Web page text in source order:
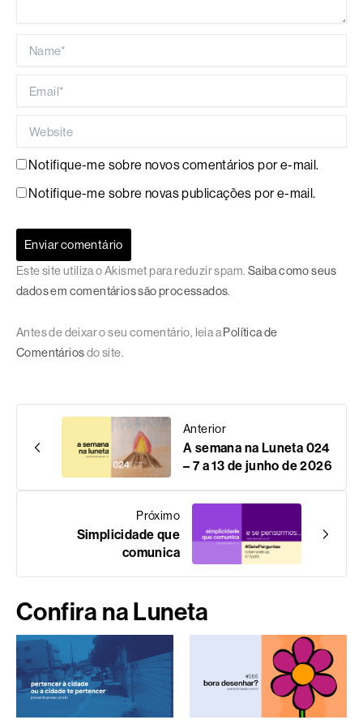
Notifique-me sobre novos comentários por e-mail.
Notifique-me sobre novas publicações por e-mail.
Este site utiliza o Akismet para reduzir spam. Saiba como seus
dados em comentários são processados.
Antes de deixar o seu comentário, leia a Política de
Comentáriosdo site.
Anterior
A semana na Luneta 024
– 7 a 13 de junho de 2026
Próximo
Simplicidade que
comunica
Confira na Luneta